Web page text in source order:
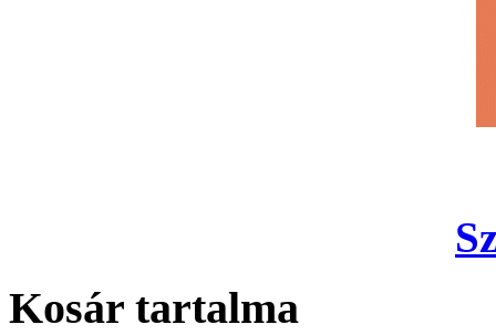
Kosár tartalma